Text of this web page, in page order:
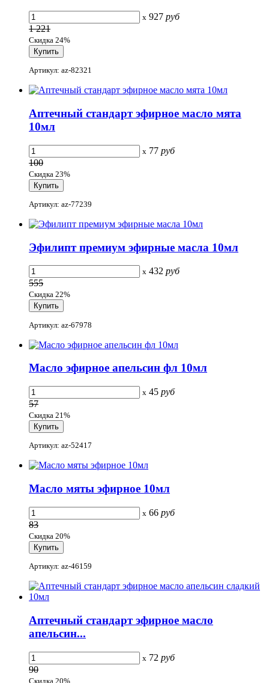
x 927 руб
1 221
Скидка 24%
Артикул: az-82321
Аптечный стандарт эфирное масло мята
10мл
x 77 руб
100
Скидка 23%
Артикул: az-77239
Эфилипт премиум эфирные масла 10мл
x 432 руб
555
Скидка 22%
Артикул: az-67978
Масло эфирное апельсин фл 10мл
x 45 руб
57
Скидка 21%
Артикул: az-52417
Масло мяты эфирное 10мл
x 66 руб
83
Скидка 20%
Артикул: az-46159
Аптечный стандарт эфирное масло
апельсин...
x 72 руб
90
Скидка 20%